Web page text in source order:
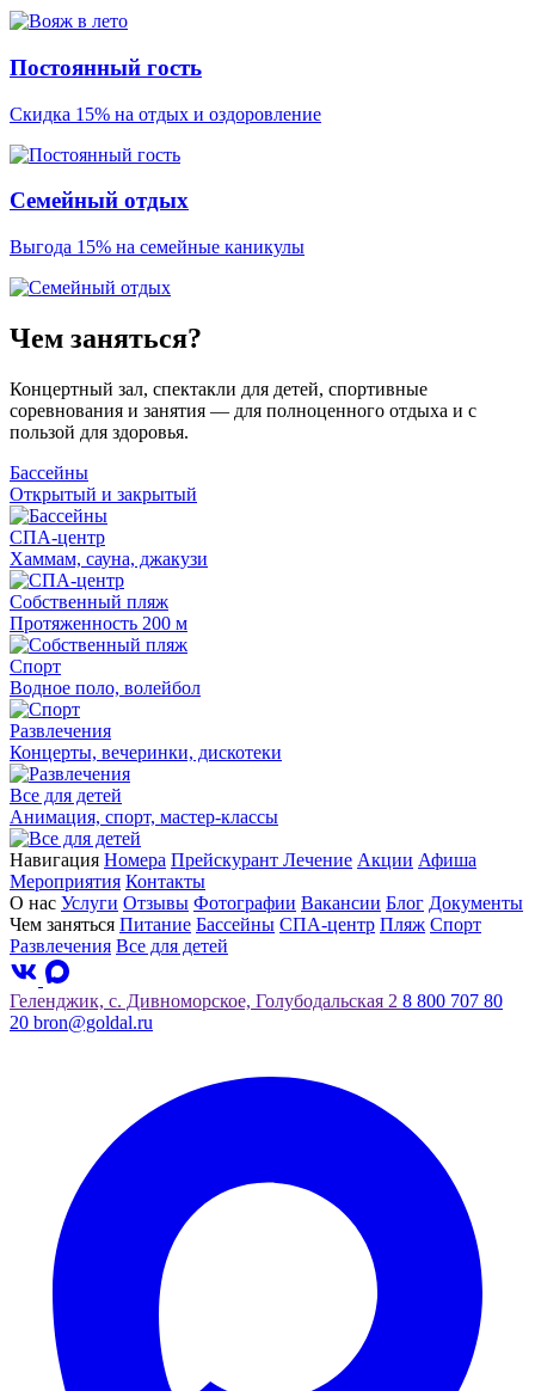
Постоянный гость
Скидка 15% на отдых и оздоровление
Семейный отдых
Выгода 15% на семейные каникулы
Чем заняться?
Концертный зал, спектакли для детей, спортивные
соревнования и занятия — для полноценного отдыха и с
пользой для здоровья.
Бассейны
Открытый и закрытый
СПА-центр
Хаммам, сауна, джакузи
Собственный пляж
Протяженность 200 м
Спорт
Водное поло, волейбол
Развлечения
Концерты, вечеринки, дискотеки
Все для детей
Анимация, спорт, мастер-классы
Навигация Номера Прейскурант Лечение Акции Афиша
Мероприятия Контакты
О нас Услуги Отзывы Фотографии Вакансии Блог Документы
Чем заняться Питание Бассейны СПА-центр Пляж Спорт
Развлечения Все для детей
Геленджик, с. Дивноморское, Голубодальская 2 8 800 707 80
20 bron@goldal.ru